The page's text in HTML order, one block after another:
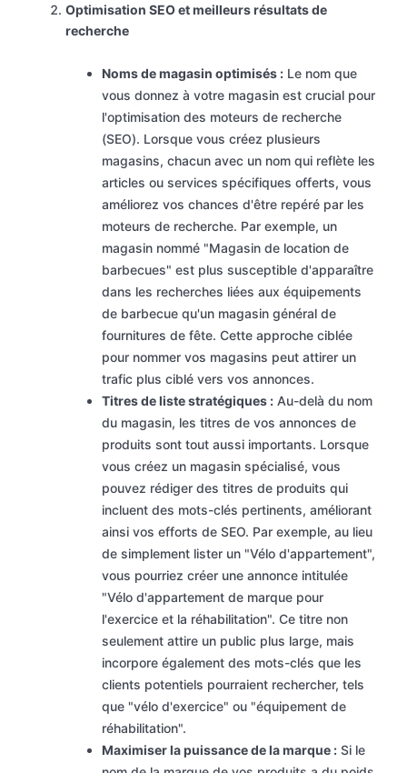
Optimisation SEO et meilleurs résultats de
recherche
Noms de magasin optimisés : Le nom que
vous donnez à votre magasin est crucial pour
l'optimisation des moteurs de recherche
(SEO). Lorsque vous créez plusieurs
magasins, chacun avec un nom qui reflète les
articles ou services spécifiques offerts, vous
améliorez vos chances d'être repéré par les
moteurs de recherche. Par exemple, un
magasin nommé "Magasin de location de
barbecues" est plus susceptible d'apparaître
dans les recherches liées aux équipements
de barbecue qu'un magasin général de
fournitures de fête. Cette approche ciblée
pour nommer vos magasins peut attirer un
trafic plus ciblé vers vos annonces.
Titres de liste stratégiques : Au-delà du nom
du magasin, les titres de vos annonces de
produits sont tout aussi importants. Lorsque
vous créez un magasin spécialisé, vous
pouvez rédiger des titres de produits qui
incluent des mots-clés pertinents, améliorant
ainsi vos efforts de SEO. Par exemple, au lieu
de simplement lister un "Vélo d'appartement",
vous pourriez créer une annonce intitulée
"Vélo d'appartement de marque pour
l'exercice et la réhabilitation". Ce titre non
seulement attire un public plus large, mais
incorpore également des mots-clés que les
clients potentiels pourraient rechercher, tels
que "vélo d'exercice" ou "équipement de
réhabilitation".
Maximiser la puissance de la marque : Si le